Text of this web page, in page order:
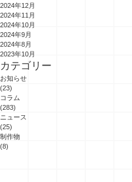
2024年12月
2024年11月
2024年10月
2024年9月
2024年8月
2023年10月
カテゴリー
お知らせ
(23)
コラム
(283)
ニュース
(25)
制作物
(8)